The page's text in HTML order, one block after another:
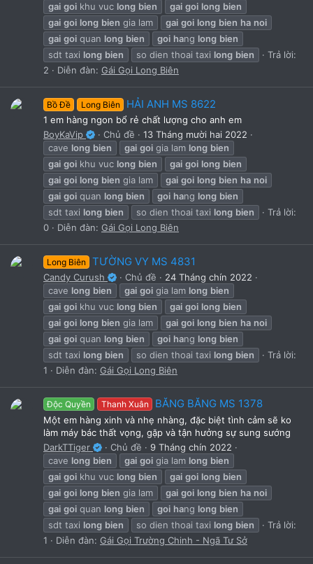
gai goi khu vuc long bien gai goi long bien
gai goi long bien gia lam gai goi long bien ha noi
gai goi quan long bien goi hang long bien
sdt taxi long bien so dien thoai taxi long bien
Trả lời:
2
Diễn đàn: Gái Gọi Long Biên
Bồ Đề Long Biên HẢI ANH MS 8622
1 em hàng ngon bổ rẻ chất lượng cho anh em
BoyKaVip
Chủ đề
13 Tháng mười hai 2022
cave long bien gai goi gia lam long bien
gai goi khu vuc long bien gai goi long bien
gai goi long bien gia lam gai goi long bien ha noi
gai goi quan long bien goi hang long bien
sdt taxi long bien so dien thoai taxi long bien
Trả lời:
0
Diễn đàn: Gái Gọi Long Biên
Long Biên TƯỜNG VY MS 4831
Candy Curush Chủ đề
24 Tháng chín 2022
cave long bien gai goi gia lam long bien
gai goi khu vuc long bien gai goi long bien
gai goi long bien gia lam gai goi long bien ha noi
gai goi quan long bien goi hang long bien
sdt taxi long bien so dien thoai taxi long bien
Trả lời:
1
Diễn đàn: Gái Gọi Long Biên
Độc Quyền Thanh Xuân BĂNG BĂNG MS 1378
Một em hàng xinh và nhẹ nhàng, đặc biệt tình cảm sẽ ko
làm máy bác thất vọng, gặp và tận hưởng sự sung sướng
DarkTTiger
Chủ đề
9 Tháng chín 2022
cave long bien gai goi gia lam long bien
gai goi khu vuc long bien gai goi long bien
gai goi long bien gia lam gai goi long bien ha noi
gai goi quan long bien goi hang long bien
sdt taxi long bien so dien thoai taxi long bien
Trả lời:
1
Diễn đàn: Gái Gọi Trường Chinh - Ngã Tư Sở